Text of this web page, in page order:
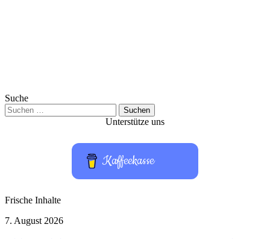
Suche
Suchen
nach:
Unterstütze uns
Kaffeekasse
Frische Inhalte
Citizen
7. August 2026